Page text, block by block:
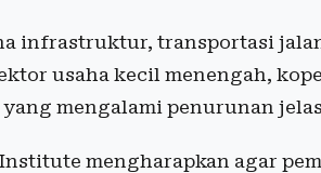
infrastruktur, transportasi
usaha kecil menengah,
mengalami penurunan
mengharapkan agar